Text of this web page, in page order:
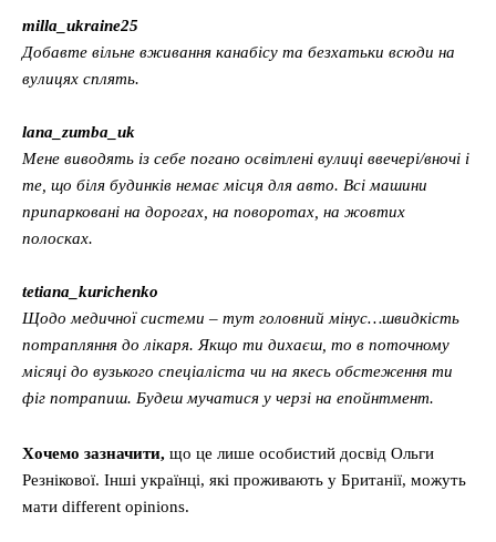
milla_ukraine25
Добавте вільне вживання канабісу та безхатьки всюди на
вулицях сплять.
lana_zumba_uk
Мене виводять із себе погано освітлені вулиці ввечері/вночі і
те, що біля будинків немає місця для авто. Всі машини
припарковані на дорогах, на поворотах, на жовтих
полосках.
tetiana_kurichenko
Щодо медичної системи – тут головний мінус…швидкість
потрапляння до лікаря. Якщо ти дихаєш, то в поточному
місяці до вузького спеціаліста чи на якесь обстеження ти
фіг потрапиш. Будеш мучатися у черзі на епойнтмент.
Хочемо зазначити, що це лише особистий досвід Ольги
Резнікової. Інші українці, які проживають у Британії, можуть
мати different opinions.